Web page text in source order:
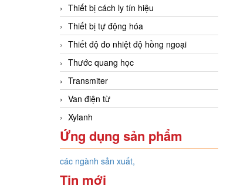
Thiết bị cách ly tín hiệu
Thiết bị tự động hóa
Thiết độ đo nhiệt độ hồng ngoại
Thước quang học
Transmiter
Van điện từ
Xylanh
Ứng dụng sản phẩm
các ngành sản xuất,
Tin mới